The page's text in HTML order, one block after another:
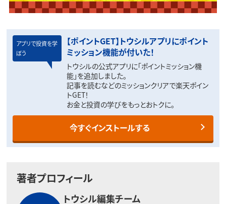
アプリで投資を学
ぼう
【ポイントGET】トウシルアプリにポイント
ミッション機能が付いた！
トウシルの公式アプリに「ポイントミッション機
能」を追加しました。
記事を読むなどのミッションクリアで楽天ポイン
トGET！
お金と投資の学びをもっとおトクに。
今すぐインストールする
著者プロフィール
トウシル編集チーム